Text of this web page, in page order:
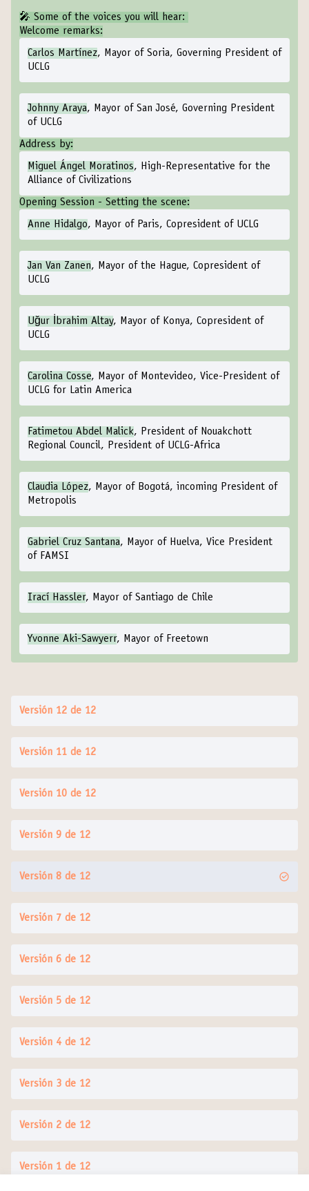
‍🎤 Some of the voices you will hear:
Welcome remarks:
Carlos Martínez, Mayor of Soria, Governing President of
UCLG
Johnny Araya, Mayor of San José, Governing President
of UCLG
Address by:
Miguel Ángel Moratinos, High-Representative for the
Alliance of Civilizations
Opening Session - Setting the scene:
Anne Hidalgo, Mayor of Paris, Copresident of UCLG
Jan Van Zanen, Mayor of the Hague, Copresident of
UCLG
Uğur İbrahim Altay, Mayor of Konya, Copresident of
UCLG
Carolina Cosse, Mayor of Montevideo, Vice-President of
UCLG for Latin America
Fatimetou Abdel Malick, President of Nouakchott
Regional Council, President of UCLG-Africa
Claudia López, Mayor of Bogotá, incoming President of
Metropolis
Gabriel Cruz Santana, Mayor of Huelva, Vice President
of FAMSI
Irací Hassler, Mayor of Santiago de Chile
Yvonne Aki-Sawyerr, Mayor of Freetown
Versión 12 de 12
Versión 11 de 12
Versión 10 de 12
Versión 9 de 12
Versión 8 de 12
Versión 7 de 12
Versión 6 de 12
Versión 5 de 12
Versión 4 de 12
Versión 3 de 12
Versión 2 de 12
Versión 1 de 12